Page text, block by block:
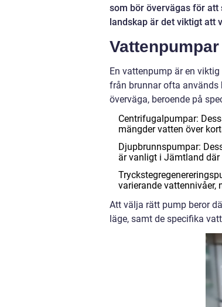
som bör övervägas för
landskap är det viktigt att
En vattenpump är en
från brunnar ofta används
överväga, beroende på
Centrifugalpumpar:
mängder vatten över
Djupbrunnspumpar:
är vanligt i Jämtland
varierande
Att välja rätt pump beror
läge, samt de specifika